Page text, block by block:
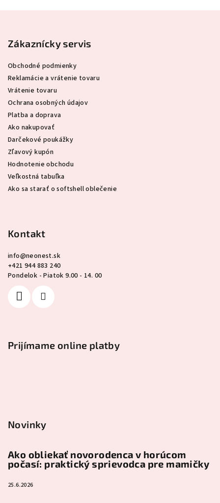
Zákaznícky servis
Obchodné podmienky
Reklamácie a vrátenie tovaru
Vrátenie tovaru
Ochrana osobných údajov
Platba a doprava
Ako nakupovať
Darčekové poukážky
Zľavový kupón
Hodnotenie obchodu
Veľkostná tabuľka
Ako sa starať o softshell oblečenie
Kontakt
info@neonest.sk
+421 944 883 240
Pondelok - Piatok 9.00 - 14. 00
Prijímame online platby
Novinky
Ako obliekať novorodenca v horúcom
počasí: praktický sprievodca pre mamičky
25.6.2026